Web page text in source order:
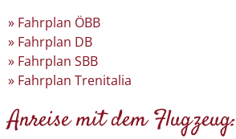
» Fahrplan ÖBB
» Fahrplan DB
» Fahrplan SBB
» Fahrplan Trenitalia
Anreise mit dem Flugzeug: